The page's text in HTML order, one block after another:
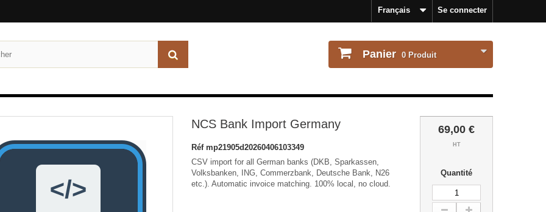
Se connecter
Français
Panier 0 Produit
NCS Bank Import Germany
Réf mp21905d20260406103349
CSV import for all German banks (DKB, Sparkassen,
Volksbanken, ING, Commerzbank, Deutsche Bank, N26
etc.). Automatic invoice matching. 100% local, no cloud.
69,00 €
HT
Quantité